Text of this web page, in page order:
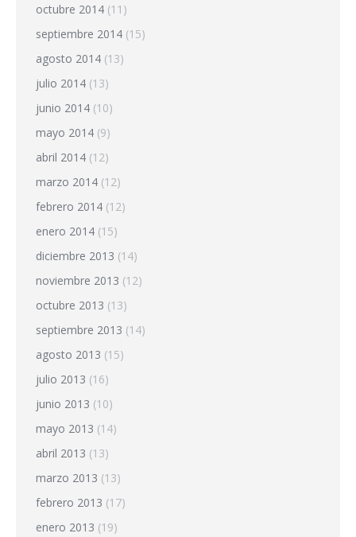
octubre 2014 (11)
septiembre 2014 (15)
agosto 2014 (13)
julio 2014 (13)
junio 2014 (10)
mayo 2014 (9)
abril 2014 (12)
marzo 2014 (12)
febrero 2014 (12)
enero 2014 (15)
diciembre 2013 (14)
noviembre 2013 (12)
octubre 2013 (13)
septiembre 2013 (14)
agosto 2013 (15)
julio 2013 (16)
junio 2013 (10)
mayo 2013 (14)
abril 2013 (13)
marzo 2013 (13)
febrero 2013 (17)
enero 2013 (19)